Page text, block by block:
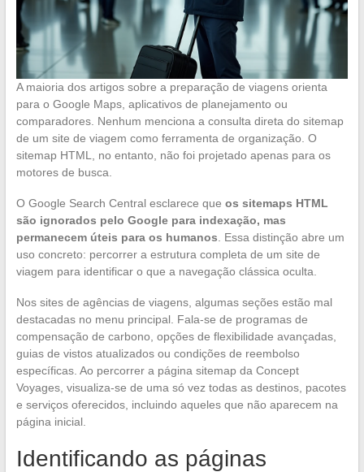
A maioria dos artigos sobre a preparação de viagens orienta
para o Google Maps, aplicativos de planejamento ou
comparadores. Nenhum menciona a consulta direta do sitemap
de um site de viagem como ferramenta de organização. O
sitemap HTML, no entanto, não foi projetado apenas para os
motores de busca.
O Google Search Central esclarece que os sitemaps HTML
são ignorados pelo Google para indexação, mas
permanecem úteis para os humanos . Essa distinção abre um
uso concreto: percorrer a estrutura completa de um site de
viagem para identificar o que a navegação clássica oculta.
Nos sites de agências de viagens, algumas seções estão mal
destacadas no menu principal. Fala-se de programas de
compensação de carbono, opções de flexibilidade avançadas,
guias de vistos atualizados ou condições de reembolso
específicas. Ao percorrer a página sitemap da Concept
Voyages, visualiza-se de uma só vez todas as destinos, pacotes
e serviços oferecidos, incluindo aqueles que não aparecem na
página inicial.
Identificando as páginas